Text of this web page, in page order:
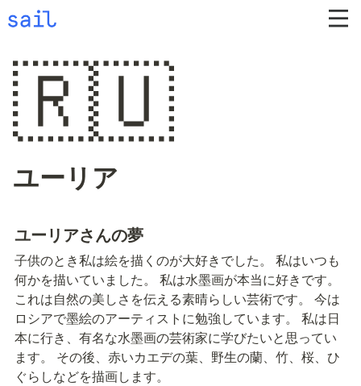
🇷🇺
ユーリア
ユーリアさんの夢
子供のとき私は絵を描くのが大好きでした。 私はいつも
何かを描いていました。 私は水墨画が本当に好きです。
これは自然の美しさを伝える素晴らしい芸術です。 今は
ロシアで墨絵のアーティストに勉強しています。 私は日
本に行き、有名な水墨画の芸術家に学びたいと思ってい
ます。 その後、赤いカエデの葉、野生の蘭、竹、桜、ひ
ぐらしなどを描画します。